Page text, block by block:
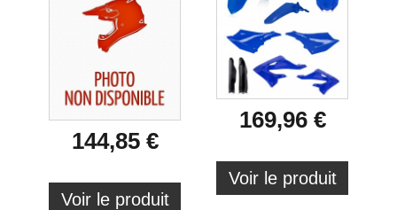
144,85 €
Voir le produit
169,96 €
Voir le produit